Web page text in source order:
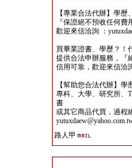
【專業合法代辦】學
『保證絕不預收任何
歡迎來信洽詢 ：
買畢業證書、學歷？！
提供合法申辦服務，『
信用可靠，歡迎來信洽
【幫助您合法代辦】
專科、大學、研究所、
書
或其它商品代買，過程
路人甲